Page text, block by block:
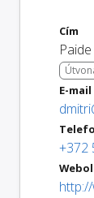
Cím
E-mail
+372